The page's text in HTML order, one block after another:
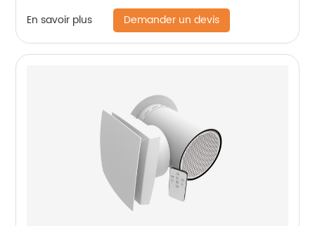
En savoir plus Demander un devis